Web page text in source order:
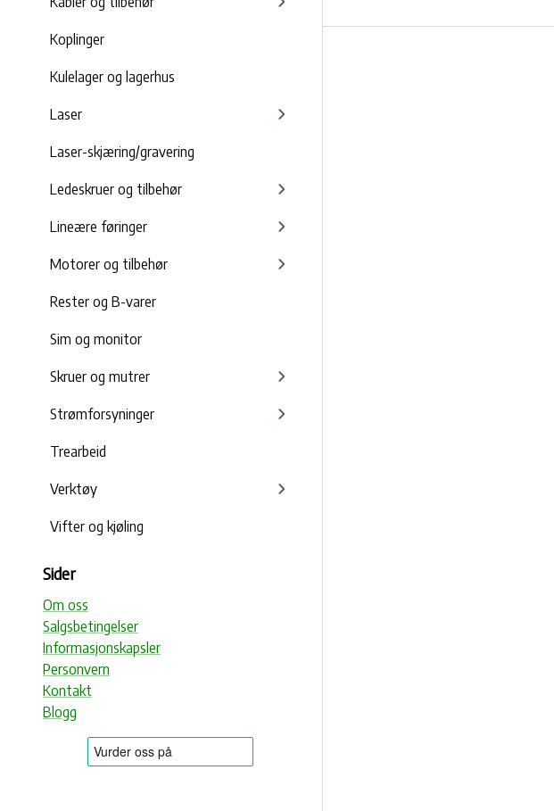
Koplinger
Kulelager og lagerhus
Laser
Laser-skjæring/gravering
Ledeskruer og tilbehør
Lineære føringer
Motorer og tilbehør
Rester og B-varer
Sim og monitor
Skruer og mutrer
Strømforsyninger
Trearbeid
Verktøy
Vifter og kjøling
Sider
Om oss
Salgsbetingelser
Informasjonskapsler
Personvern
Kontakt
Blogg